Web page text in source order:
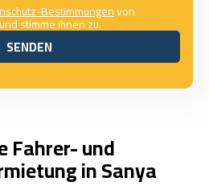
Bestimmungenvon
stimme ihnen zu.
SENDEN
SENDEN
Fahrer- und
in Sanya